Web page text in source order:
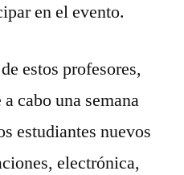
en el evento.
estos profesores,
cabo una semana
estudiantes nuevos
electrónica,